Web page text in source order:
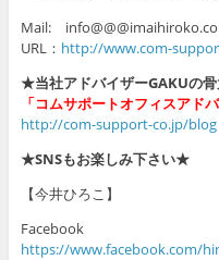
Mail:
URL： http://www.com-
★当社アドバイザーGAKUの
「コムサポートオフィスアド
http://com-support-co.jp/blog
★SNSもお楽しみ下さい★
【今井ひろこ】
Facebook
https://www.facebook.com/